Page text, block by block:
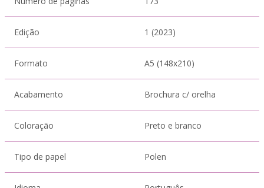
Edição 1 (2023)
Formato A5 (148x210)
Acabamento Brochura c/ orelha
Coloração Preto e branco
Tipo de papel Polen